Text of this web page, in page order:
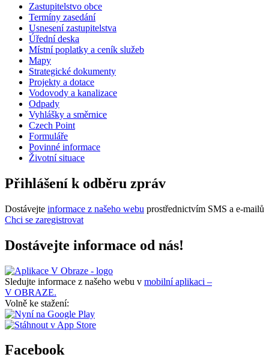
Zastupitelstvo obce
Termíny zasedání
Usnesení zastupitelstva
Úřední deska
Místní poplatky a ceník služeb
Mapy
Strategické dokumenty
Projekty a dotace
Vodovody a kanalizace
Odpady
Vyhlášky a směrnice
Czech Point
Formuláře
Povinné informace
Životní situace
Přihlášení k odběru zpráv
Dostávejte informace z našeho webu prostřednictvím SMS a e-mailů
Chci se zaregistrovat
Dostávejte informace od nás!
Sledujte informace z našeho webu v mobilní aplikaci –
V OBRAZE.
Volně ke stažení:
Facebook